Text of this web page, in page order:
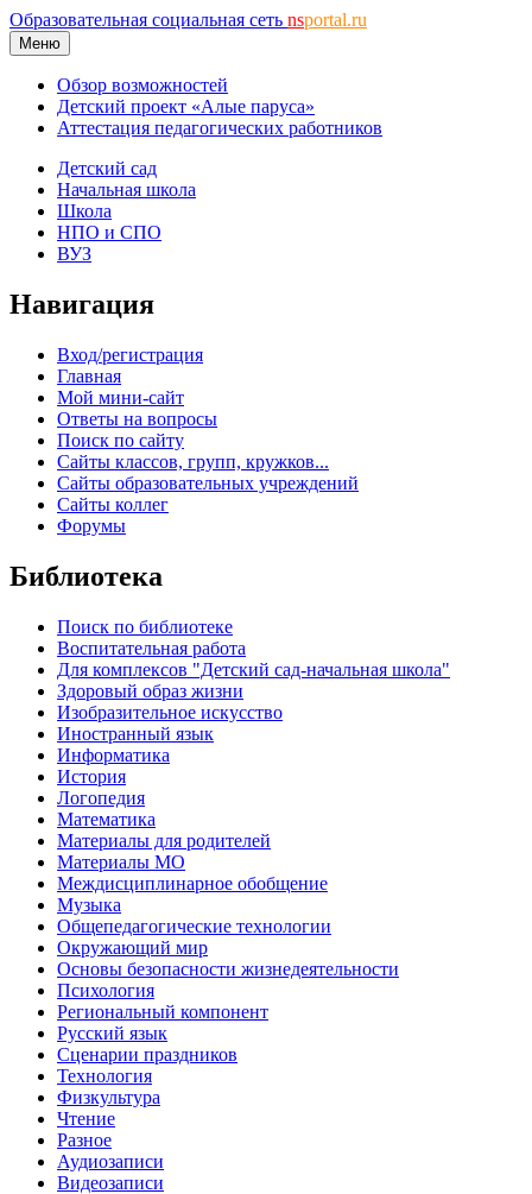
Образовательная социальная сеть nsportal.ru
Меню
Обзор возможностей
Детский проект «Алые паруса»
Аттестация педагогических работников
Детский сад
Начальная школа
Школа
НПО и СПО
ВУЗ
Навигация
Вход/регистрация
Главная
Мой мини-сайт
Ответы на вопросы
Поиск по сайту
Сайты классов, групп, кружков...
Сайты образовательных учреждений
Сайты коллег
Форумы
Библиотека
Поиск по библиотеке
Воспитательная работа
Для комплексов "Детский сад-начальная школа"
Здоровый образ жизни
Изобразительное искусство
Иностранный язык
Информатика
История
Логопедия
Математика
Материалы для родителей
Материалы МО
Междисциплинарное обобщение
Музыка
Общепедагогические технологии
Окружающий мир
Основы безопасности жизнедеятельности
Психология
Региональный компонент
Русский язык
Сценарии праздников
Технология
Физкультура
Чтение
Разное
Аудиозаписи
Видеозаписи